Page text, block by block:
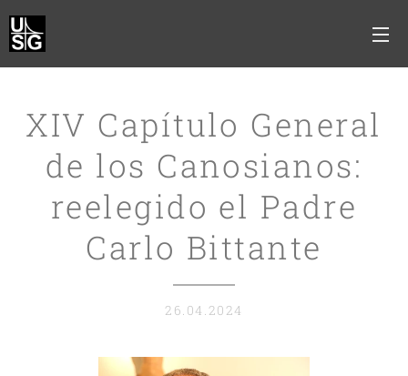
XIV Capítulo General
de los Canosianos:
reelegido el Padre
Carlo Bittante
26.04.2024